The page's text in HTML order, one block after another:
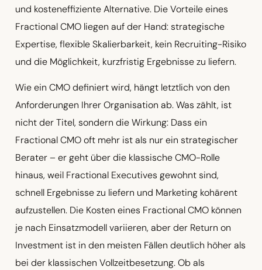
und kosteneffiziente Alternative. Die Vorteile eines
Fractional CMO liegen auf der Hand: strategische
Expertise, flexible Skalierbarkeit, kein Recruiting-Risiko
und die Möglichkeit, kurzfristig Ergebnisse zu liefern.
Wie ein CMO definiert wird, hängt letztlich von den
Anforderungen Ihrer Organisation ab. Was zählt, ist
nicht der Titel, sondern die Wirkung: Dass ein
Fractional CMO oft mehr ist als nur ein strategischer
Berater – er geht über die klassische CMO-Rolle
hinaus, weil Fractional Executives gewohnt sind,
schnell Ergebnisse zu liefern und Marketing kohärent
aufzustellen. Die Kosten eines Fractional CMO können
je nach Einsatzmodell variieren, aber der Return on
Investment ist in den meisten Fällen deutlich höher als
bei der klassischen Vollzeitbesetzung. Ob als